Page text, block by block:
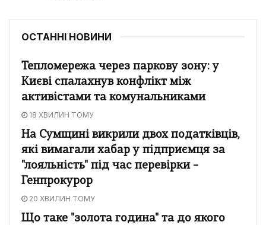
ОСТАННІ НОВИНИ
Тепломережа через паркову зону: у
Києві спалахнув конфлікт між
активістами та комунальниками
18 ХВИЛИН ТОМУ
На Сумщині викрили двох податківців,
які вимагали хабар у підприємця за
"лояльність" під час перевірки –
Генпрокурор
20 ХВИЛИН ТОМУ
Що таке "золота година" та до якого